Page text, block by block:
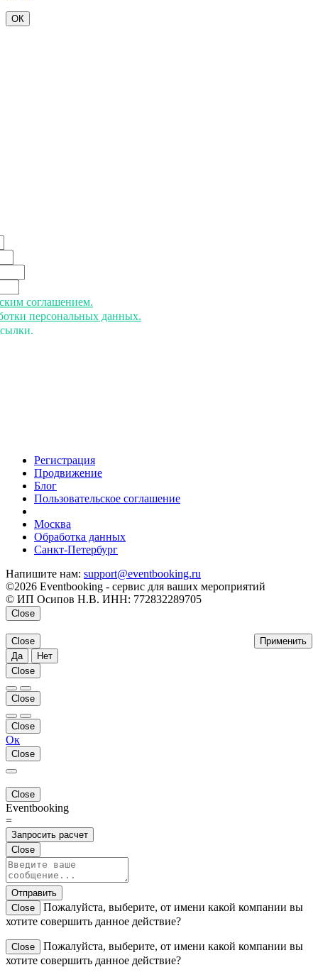
ОК
соглашением.
персональных данных.
Регистрация
Продвижение
Блог
Пользовательское соглашение
Москва
Обработка данных
Санкт-Петербург
Напишите нам: support@eventbooking.ru
©2026 Eventbooking - сервис для ваших мероприятий
© ИП Осипов Н.В. ИНН: 772832289705
Close
Применить
Close
Да
Нет
Close
Close
Close
Ок
Close
Close
Eventbooking
=
Запросить расчет
Close
Отправить
Close
Пожалуйста, выберите, от имени какой компании вы
хотите совершить данное действие?
Close
Пожалуйста, выберите, от имени какой компании вы
хотите совершить данное действие?